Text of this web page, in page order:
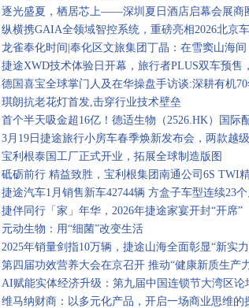
逐光盛夏，栖居芯上——深圳夏日酒店启幕会展商
纵横携GAIA全领域智控系统，重磅亮相2026北京
龙雀奉化时间|奉化区文旅集团丁晶：在雪窦山海
捷途XWD技术体验日开幕，旅行者PLUS双车预售
德国喜宝全球掌门人及在华操盘手访谈:深耕有机
琪朗抗老花灯首发,击穿行业技术壁垒
首个半天吸金超16亿！德适生物（2526.HK）国际
3月19日捷途旅行小房车春季焕新发布会，两款越
宝利根泰国工厂正式开业，拓展全球制造版图
砥砺前行 精益致胜，宝利根集团南通公司6S TWI
捷途汽车1月销售新车42744辆 方盒子车型连续23
捷伴同行「家」年华，2026年捷途家宴开封“开席”
元动生物：用“细菌”改变生活
2025年销量剑指10万辆，捷途山海全面彰显“新实
第四届功效营养大会在京召开 推动“健康新质生产
AI赋能实体经济升级：第九届中国连锁节大湾区
维马纳财商：以多元化产品，开启一场商业思维的